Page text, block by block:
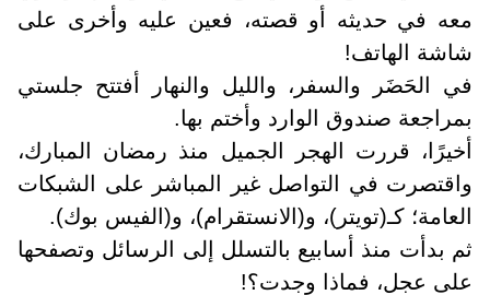
معه في حديثه أو قصته، فعين عليه وأخرى على
شاشة الهاتف!
في الحَضَر والسفر، والليل والنهار أفتتح جلستي
بمراجعة صندوق الوارد وأختم بها.
أخيرًا، قررت الهجر الجميل منذ رمضان المبارك،
واقتصرت في التواصل غير المباشر على الشبكات
العامة؛ كـ(تويتر)، و(الانستقرام)، و(الفيس بوك).
ثم بدأت منذ أسابيع بالتسلل إلى الرسائل وتصفحها
على عجل، فماذا وجدت؟!